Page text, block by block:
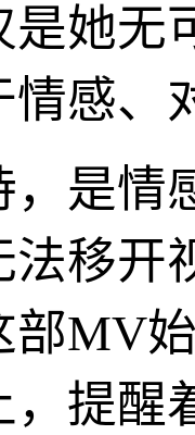
是她无
情感、
，是情
法移开
部MV
，提醒